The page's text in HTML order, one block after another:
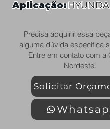
Aplicação:
Precisa adquirir essa
alguma dúvida específica
Entre em contato com a
Nordeste.
Solicitar